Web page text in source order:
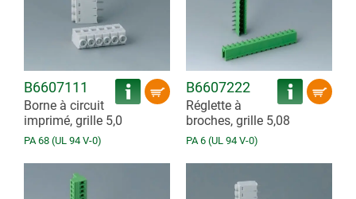
B6607111
Borne à circuit
imprimé, grille 5,0
PA 68 (UL 94 V-0)
B6607222
Réglette à
broches, grille 5,08
PA 6 (UL 94 V-0)